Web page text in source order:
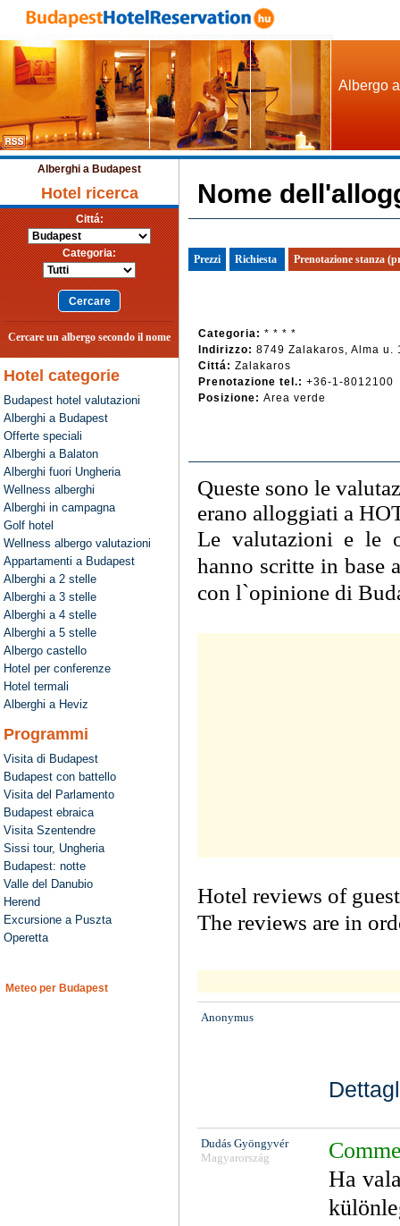
Albergo
Alberghi a Budapest
Hotel ricerca
Cittá:
Categoria:
Cercare un albergo secondo il nome
Hotel categorie
Budapest hotel valutazioni
Alberghi a Budapest
Offerte speciali
Alberghi a Balaton
Alberghi fuori Ungheria
Wellness alberghi
Alberghi in campagna
Golf hotel
Wellness albergo valutazioni
Appartamenti a Budapest
Alberghi a 2 stelle
Alberghi a 3 stelle
Alberghi a 4 stelle
Alberghi a 5 stelle
Albergo castello
Hotel per conferenze
Hotel termali
Alberghi a Heviz
Programmi
Visita di Budapest
Budapest con battello
Visita del Parlamento
Budapest ebraica
Visita Szentendre
Sissi tour, Ungheria
Budapest: notte
Valle del Danubio
Herend
Excursione a Puszta
Operetta
Meteo per Budapest
Nome
Prezzi Richiesta Prenotazione stanza
Categoria: * * * *
Indirizzo: 8749 Zalakaros, Alma u.
Cittá: Zalakaros
Prenotazione tel.: +36-1-8012100
Posizione: Area verde
Queste sono le
erano alloggiati a
Le valutazioni e le
hanno scritte in base
con l`opinione di
Hotel reviews of
The reviews are in
Anonymus
Dudás Gyöngyvér
Magyarország
Ha